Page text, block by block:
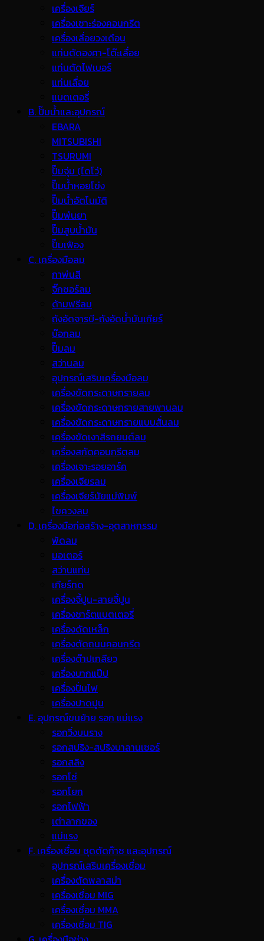
เครื่องเจียร์
เครื่องเซาะร่องคอนกรีต
เครื่องเลื่อยวงเดือน
แท่นตัดองศา-โต๊ะเลื่อย
แท่นตัดไฟเบอร์
แท่นเลื่อย
แบตเตอรี่
B. ปั๊มน้ำและอุปกรณ์
EBARA
MITSUBISHI
TSURUMI
ปั๊มจุ่ม (ไดโว่)
ปั๊มน้ำหอยโข่ง
ปั๊มน้ำอัตโนมัติ
ปั๊มพ่นยา
ปั๊มสูบน้ำมัน
ปั๊มเฟือง
C. เครื่องมือลม
กาพ่นสี
จิ๊กซอร์ลม
ด้ามฟรีลม
ถังอัดจารบี-ถังอัดน้ำมันเกียร์
บ๊อกลม
ปั๊มลม
สว่านลม
อุปกรณ์เสริมเครื่องมือลม
เครื่องขัดกระดาษทรายลม
เครื่องขัดกระดาษทรายสายพานลม
เครื่องขัดกระดาษทรายแบบสั่นลม
เครื่องขัดเงาสีรถยนต์ลม
เครื่องสกัดคอนกรีตลม
เครื่องเจาะรอยอาร์ค
เครื่องเจียรลม
เครื่องเจียร์นัยแม่พิมพ์
ไขควงลม
D. เครื่องมือก่อสร้าง-อุตสาหกรรม
พ้ดลม
มอเตอร์
สว่านแท่น
เกียร์ทด
เครื่องจี้ปูน-สายจี้ปูน
เครื่องชาร์ตแบตเตอรี่
เครื่องดัดเหล็ก
เครื่องตัดถนนคอนกรีต
เครื่องต๊าปเกลียว
เครื่องบากแป๊ป
เครื่องปั่นไฟ
เครื่องปาดปูน
E. อุปกรณ์ขนย้าย รอก แม่แรง
รอกวิ่งบนราง
รอกสปริง-สปริงบาลานเซอร์
รอกสลิง
รอกโซ่
รอกโยก
รอกไฟฟ้า
เต่าลากของ
แม่แรง
F. เครื่องเชื่อม ชุดตัดก๊าซ และอุปกรณ์
อุปกรณ์เสริมเครื่องเชื่อม
เครื่องตัดพลาสม่า
เครื่องเชื่อม MIG
เครื่องเชื่อม MMA
เครื่องเชื่อม TIG